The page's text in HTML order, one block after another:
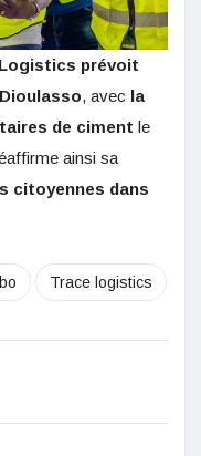
prévoit
, avec la
de ciment le
ainsi sa
citoyennes dans
Trace logistics